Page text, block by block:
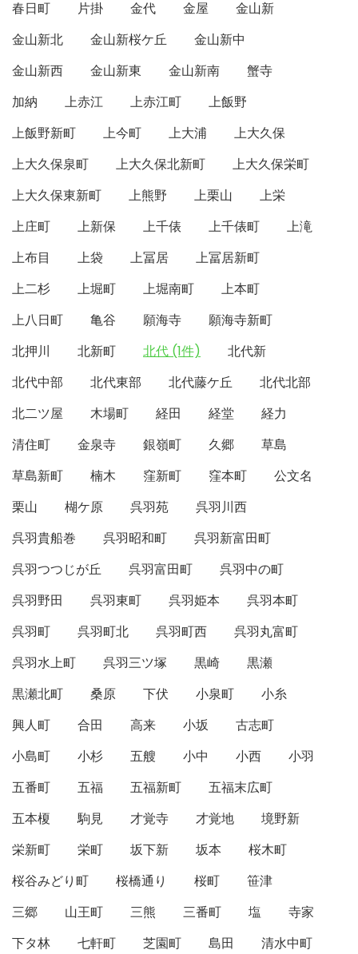
春日町 片掛 金代 金屋
金山新
金山新北
金山新桜ケ丘
金山新中
金山新西
金山新東 金山新南
蟹寺
加納
上赤江 上赤江町
上飯野
上飯野新町
上今町 上大浦
上大久保
上大久保泉町
上大久保北新町
上大久保栄町
上大久保東新町
上熊野 上栗山
上栄
上庄町
上新保 上千俵 上千俵町
上滝
上布目
上袋 上冨居
上冨居新町
上二杉
上堀町 上堀南町
上本町
上八日町
亀谷 願海寺
願海寺新町
北押川
北新町 北代 (1件)
北代新
北代中部
北代東部 北代藤ケ丘
北代北部
北二ツ屋
木場町 経田 経堂
経力
清住町
金泉寺 銀嶺町 久郷
草島
草島新町
楠木 窪新町 窪本町
公文名
栗山
楜ケ原 呉羽苑
呉羽川西
呉羽貴船巻
呉羽昭和町
呉羽新富田町
呉羽つつじが丘
呉羽富田町
呉羽中の町
呉羽野田
呉羽東町 呉羽姫本
呉羽本町
呉羽町
呉羽町北 呉羽町西
呉羽丸富町
呉羽水上町
呉羽三ツ塚 黒崎
黒瀬
黒瀬北町
桑原 下伏 小泉町
小糸
興人町
合田 高来 小坂
古志町
小島町
小杉 五艘 小中 小西
小羽
五番町
五福 五福新町
五福末広町
五本榎
駒見 才覚寺 才覚地
境野新
栄新町
栄町 坂下新 坂本
桜木町
桜谷みどり町
桜橋通り 桜町
笹津
三郷
山王町 三熊 三番町 塩
寺家
下タ林
七軒町 芝園町 島田
清水中町